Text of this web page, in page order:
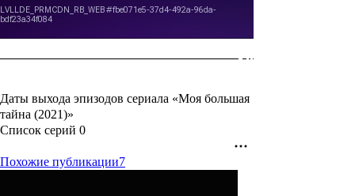
Даты выхода эпизодов сериала «Моя большая
тайна (2021)»
Список серий 0
Похожие публикации7